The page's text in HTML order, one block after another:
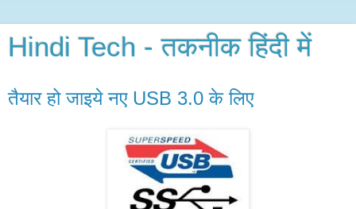
Hindi Tech - तकनीक हिंदी में
तैयार हो जाइये नए USB 3.0 के लिए